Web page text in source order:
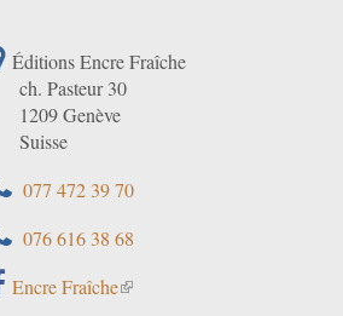
Éditions Encre Fraîche
ch. Pasteur 30
1209 Genève
Suisse
077 472 39 70
076 616 38 68
Encre Fraîche